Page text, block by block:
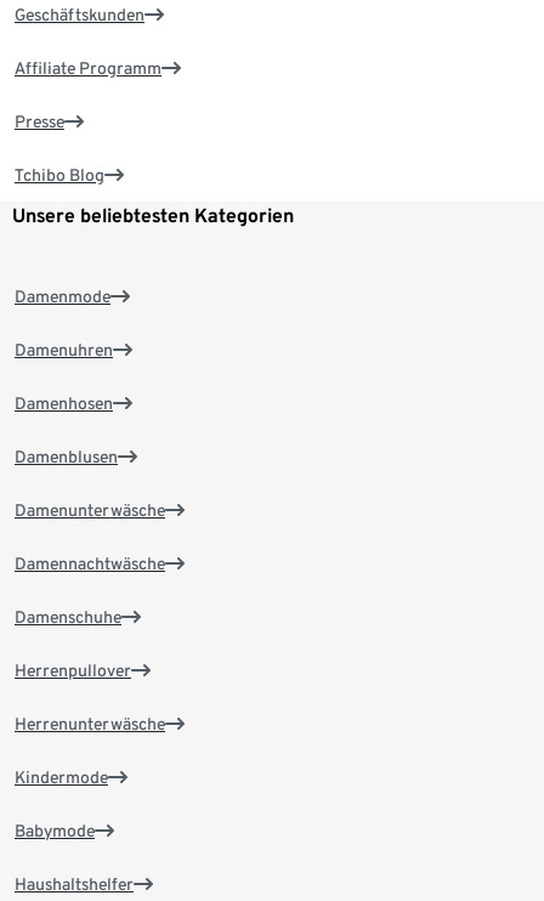
Geschäftskunden
Affiliate Programm
Presse
Tchibo Blog
Unsere beliebtesten Kategorien
Damenmode
Damenuhren
Damenhosen
Damenblusen
Damenunterwäsche
Damennachtwäsche
Damenschuhe
Herrenpullover
Herrenunterwäsche
Kindermode
Babymode
Haushaltshelfer